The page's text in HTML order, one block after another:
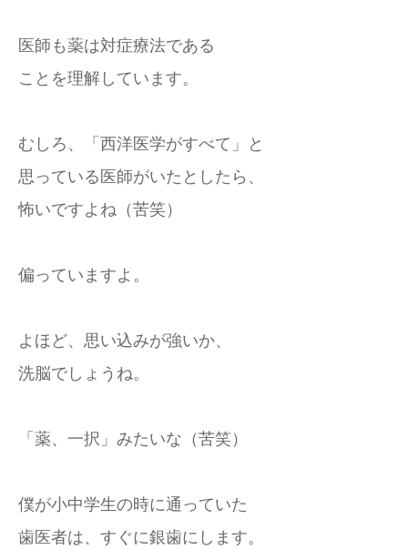
医師も薬は対症療法である
ことを理解しています。
むしろ、「西洋医学がすべて」と
思っている医師がいたとしたら、
怖いですよね（苦笑）
偏っていますよ。
よほど、思い込みが強いか、
洗脳でしょうね。
「薬、一択」みたいな（苦笑）
僕が小中学生の時に通っていた
歯医者は、すぐに銀歯にします。